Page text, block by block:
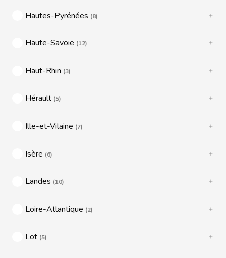
Hautes-Pyrénées (8)
Haute-Savoie (12)
Haut-Rhin (3)
Hérault (5)
Ille-et-Vilaine (7)
Isère (6)
Landes (10)
Loire-Atlantique (2)
Lot (5)